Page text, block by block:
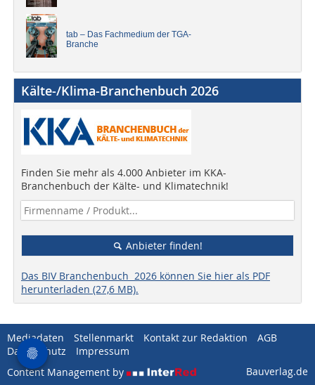
tab – Das Fachmedium der TGA-
Branche
Kälte-/Klima-Branchenbuch 2026
Finden Sie mehr als 4.000 Anbieter im KKA-
Branchenbuch der Kälte- und Klimatechnik!
Anbieter finden!
Das BIV Branchenbuch 2026 können Sie hier als PDF
herunterladen (27,6 MB).
Mediadaten Stellenmarkt Kontakt zur Redaktion
AGB
Datenschutz
Impressum
Content Management by
Bauverlag.de